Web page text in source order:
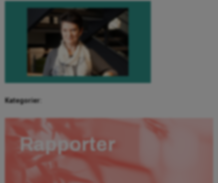
Kategorier:
Rapporter